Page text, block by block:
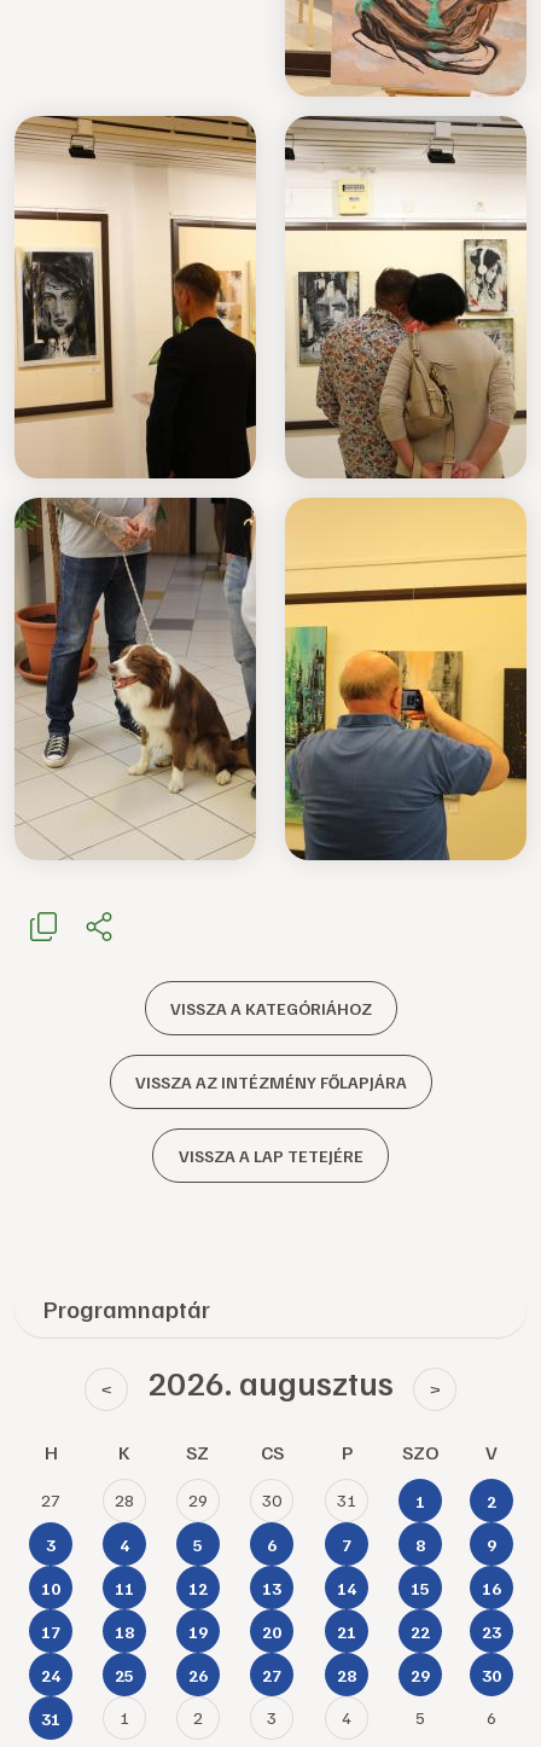
VISSZA A KATEGÓRIÁHOZ
VISSZA AZ INTÉZMÉNY FŐLAPJÁRA
VISSZA A LAP TETEJÉRE
Programnaptár
< 2026. augusztus >
H K SZ CS P SZO V
27 28 29 30 31 1 2
3 4 5 6 7 8 9
10 11 12 13 14 15 16
17 18 19 20 21 22 23
24 25 26 27 28 29 30
31 1 2 3 4 5 6